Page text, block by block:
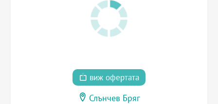
виж офертата
Слънчев Бряг